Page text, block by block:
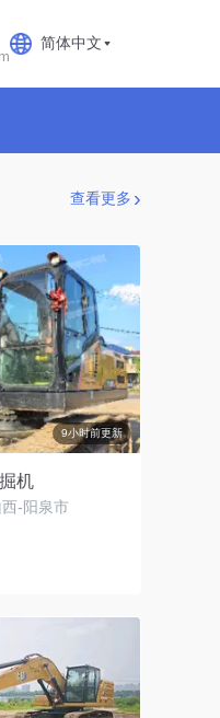
简体中文
查看更多
9小时前更新
机
-阳泉市